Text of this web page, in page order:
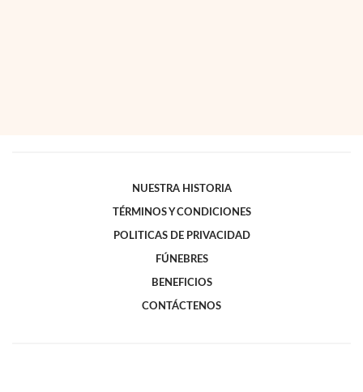
NUESTRA HISTORIA
TÉRMINOS Y CONDICIONES
POLITICAS DE PRIVACIDAD
FÚNEBRES
BENEFICIOS
CONTÁCTENOS